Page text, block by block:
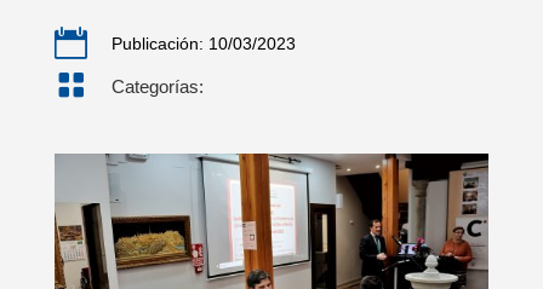
 Publicación: 10/03/2023
 Categorías: